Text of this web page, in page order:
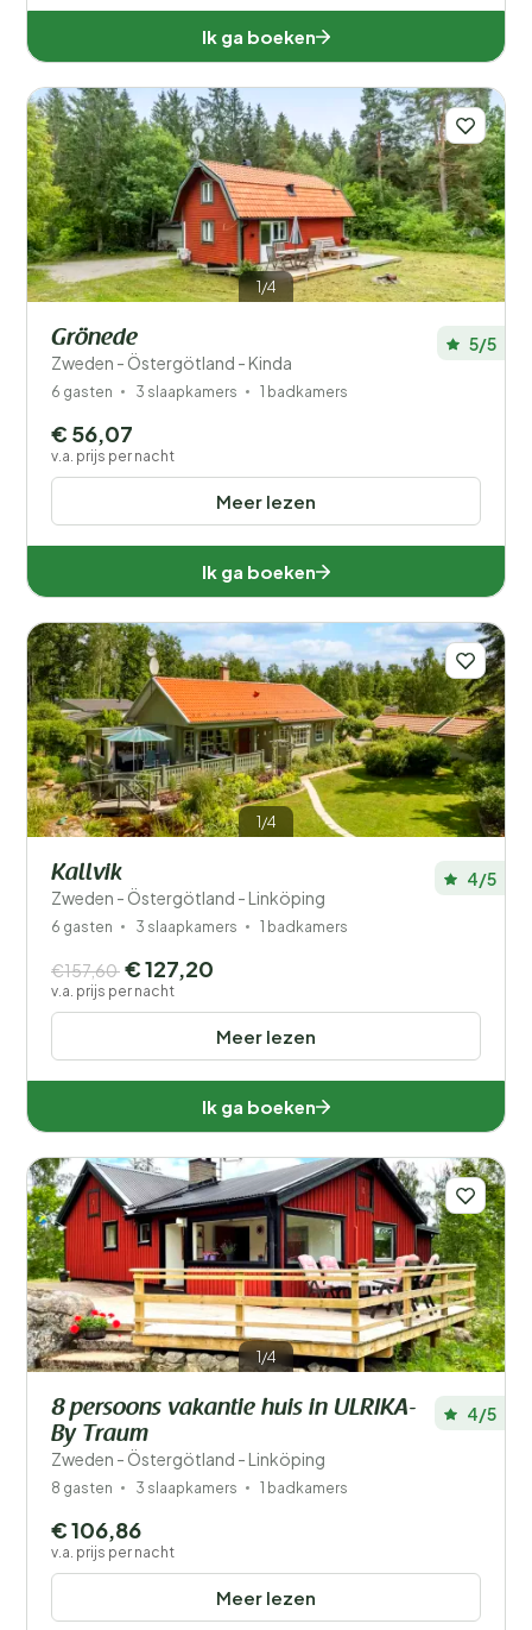
Afstand 1
Prijs
Kinderen
Type vakantiehuisje
Populaire filters
Voorzieningen
Wellness
Ik ga boeken
1/4
Grönede
Zweden - Östergötland - Kinda
5/5
6 gasten 3 slaapkamers 1 badkamers
Meer lezen
€ 56,07
v.a. prijs per nacht
Ik ga boeken
1/4
Kallvik
Zweden - Östergötland - Linköping
4/5
6 gasten 3 slaapkamers 1 badkamers
Meer lezen
€157,60 € 127,20
v.a. prijs per nacht
Ik ga boeken
1/4
8 persoons vakantie huis in ULRIKA-
By Traum
Zweden - Östergötland - Linköping
4/5
8 gasten 3 slaapkamers 1 badkamers
Meer lezen
€ 106,86
v.a. prijs per nacht